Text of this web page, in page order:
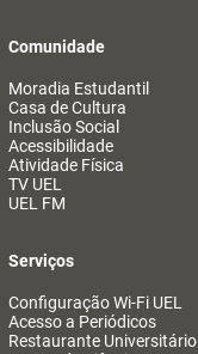
Comunidade
Moradia Estudantil
Casa de Cultura
Inclusão Social
Acessibilidade
Atividade Física
TV UEL
UEL FM
Serviços
Configuração Wi-Fi UEL
Acesso a Periódicos
Restaurante Universitário